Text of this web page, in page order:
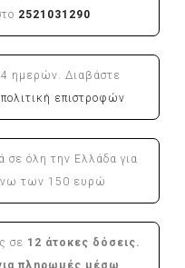
2521031290
ημερών. Διαβάστε
πολιτική επιστροφών
όλη την Ελλάδα για
των 150 ευρώ
σε 12 άτοκες δόσεις.